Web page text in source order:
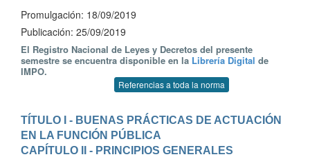
Promulgación: 18/09/2019
Publicación: 25/09/2019
El Registro Nacional de Leyes y Decretos del presente
semestre se encuentra disponible en la Librería Digital de
IMPO.
Referencias a toda la norma
TÍTULO I - BUENAS PRÁCTICAS DE ACTUACIÓN
EN LA FUNCIÓN PÚBLICA
CAPÍTULO II - PRINCIPIOS GENERALES